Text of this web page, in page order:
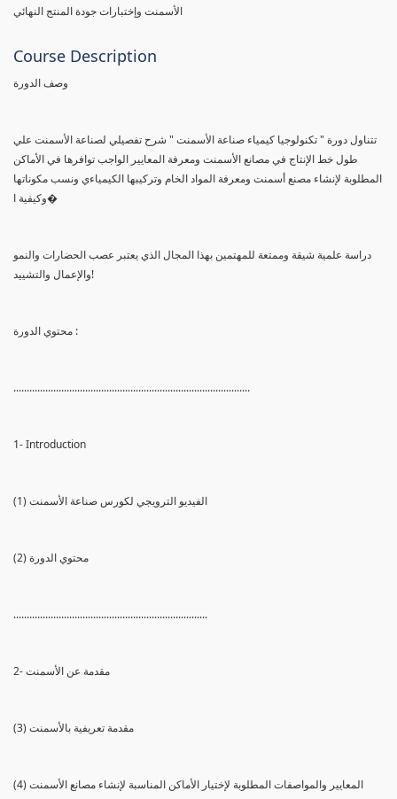
الأسمنت وإختبارات جودة المنتج النهائي
Course Description
وصف الدورة
تتناول دورة " تكنولوجيا كيمياء صناعة الأسمنت " شرح تفصيلي لصناعة الأسمنت علي
طول خط الإنتاج في مصانع الأسمنت ومعرفة المعايير الواجب توافرها في الأماكن
المطلوبة لإنشاء مصنع أسمنت ومعرفة المواد الخام وتركيبها الكيمياءي ونسب مكوناتها
وكيفية ا�
دراسة علمية شيقة وممتعة للمهتمين بهذا المجال الذي يعتبر عصب الحضارات والنمو
والإعمال والتشييد!
محتوي الدورة :
.........................................................................................
1- Introduction
(1) الفيديو الترويجي لكورس صناعة الأسمنت
(2) محتوي الدورة
.........................................................................
2- مقدمة عن الأسمنت
(3) مقدمة تعريفية بالأسمنت
(4) المعايير والمواصفات المطلوبة لإختيار الأماكن المناسبة لإنشاء مصانع الأسمنت